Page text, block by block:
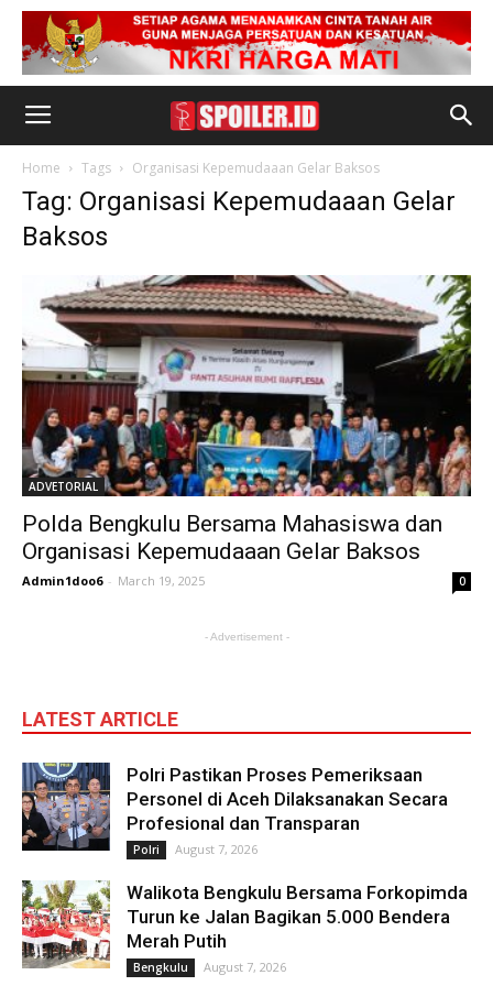
Home Tags Organisasi Kepemudaaan Gelar Baksos
Tag: Organisasi Kepemudaaan Gelar
Baksos
ADVETORIAL
Polda Bengkulu Bersama Mahasiswa dan
Organisasi Kepemudaaan Gelar Baksos
Admin1doo6 - March 19, 2025 0
- Advertisement -
LATEST ARTICLE
Polri Pastikan Proses Pemeriksaan
Personel di Aceh Dilaksanakan Secara
Profesional dan Transparan
Polri August 7, 2026
Walikota Bengkulu Bersama Forkopimda
Turun ke Jalan Bagikan 5.000 Bendera
Merah Putih
Bengkulu August 7, 2026